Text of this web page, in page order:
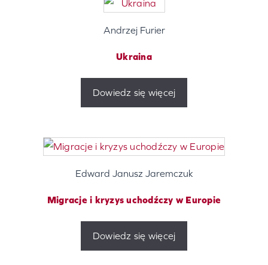
Andrzej Furier
Ukraina
Dowiedz się więcej
Edward Janusz Jaremczuk
Migracje i kryzys uchodźczy w Europie
Dowiedz się więcej